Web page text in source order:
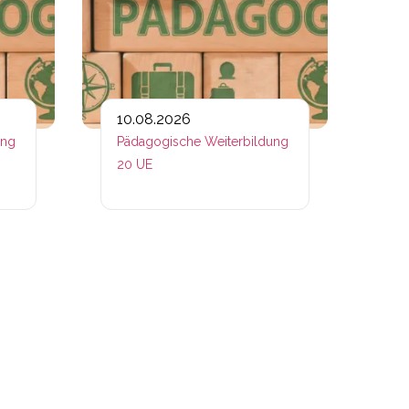
10.08.2026
Pädagogische Weiterbildung
20 UE